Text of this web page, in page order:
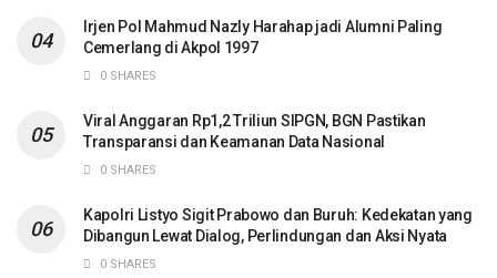
Irjen Pol Mahmud Nazly Harahap jadi Alumni Paling
Cemerlang di Akpol 1997
0 SHARES
Viral Anggaran Rp1,2 Triliun SIPGN, BGN Pastikan
Transparansi dan Keamanan Data Nasional
0 SHARES
Kapolri Listyo Sigit Prabowo dan Buruh: Kedekatan yang
Dibangun Lewat Dialog, Perlindungan dan Aksi Nyata
0 SHARES